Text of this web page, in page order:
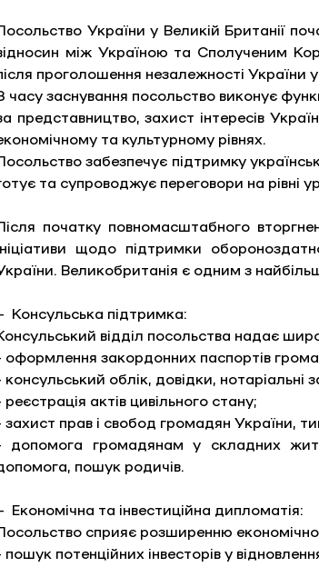
України у Великій Британії
між Україною та Сполученим
проголошення незалежності України
часу заснування посольство виконує
представництво, захист інтересів
та культурному рівнях.
забезпечує підтримку
та супроводжує переговори на рівні
початку повномасштабного
щодо підтримки
Великобританія є одним з
Консульська підтримка:
відділ посольства надає
оформлення закордонних паспортів
консульський облік, довідки, нотаріальні
реєстрація актів цивільного стану;
захист прав і свобод громадян України,
допомога громадянам у складних
пошук родичів.
Економічна та інвестиційна дипломатія:
сприяє розширенню
пошук потенційних інвесторів у